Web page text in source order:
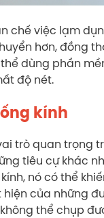
chế việc lạm
hơn, đồng
dùng phần
độ nét.
kính
trò quan trọng
tiêu cự khác
nó có thể
hiện của những
thể chụp